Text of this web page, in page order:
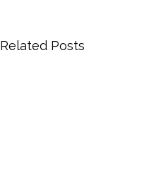
Related Posts